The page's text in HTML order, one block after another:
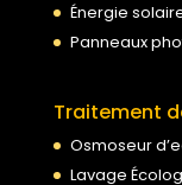
Énergie
Panneaux
Traitement
Osmoseur
Lavage